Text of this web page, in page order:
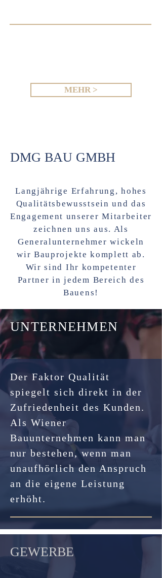
MEHR >
DMG BAU GMBH
Langjährige Erfahrung, hohes
Qualitätsbewusstsein und das
Engagement unserer Mitarbeiter
zeichnen uns aus. Als
Generalunternehmer wickeln
wir Bauprojekte komplett ab.
Wir sind Ihr kompetenter
Partner in jedem Bereich des
Bauens!
UNTERNEHMEN
Der Faktor Qualität
spiegelt sich direkt in der
Zufriedenheit des Kunden.
Als Wiener
Bauunternehmen kann man
nur bestehen, wenn man
unaufhörlich den Anspruch
an die eigene Leistung
erhöht.
GEWERBE